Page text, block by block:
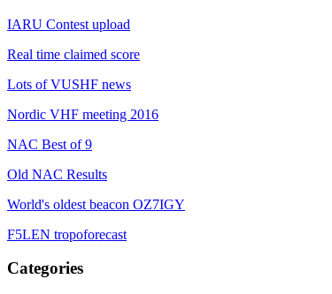
IARU Contest upload
Real time claimed score
Lots of VUSHF news
Nordic VHF meeting 2016
NAC Best of 9
Old NAC Results
World's oldest beacon OZ7IGY
F5LEN tropoforecast
Categories